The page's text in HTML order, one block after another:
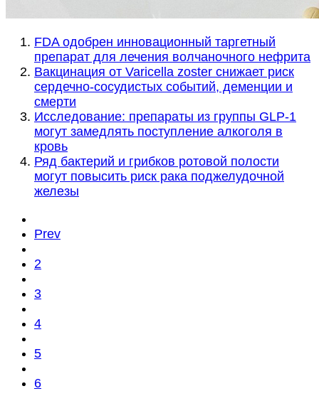
FDA одобрен инновационный таргетный
препарат для лечения волчаночного нефрита
Вакцинация от Varicella zoster снижает риск
сердечно-сосудистых событий, деменции и
смерти
Исследование: препараты из группы GLP-1
могут замедлять поступление алкоголя в
кровь
Ряд бактерий и грибков ротовой полости
могут повысить риск рака поджелудочной
железы
Prev
2
3
4
5
6